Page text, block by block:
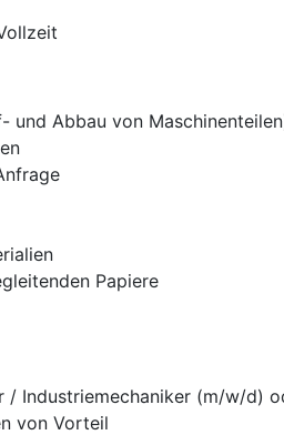
und Abbau von
Papiere
Industriemechaniker (m/w/d)
von Vorteil